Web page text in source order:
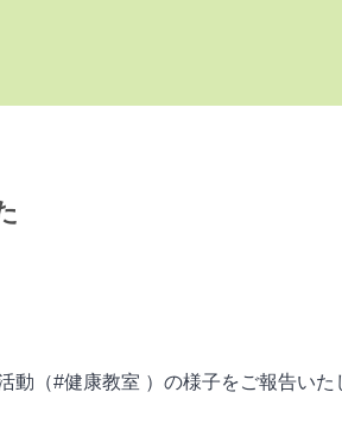
動（#健康教室 ）の様子をご報告いた